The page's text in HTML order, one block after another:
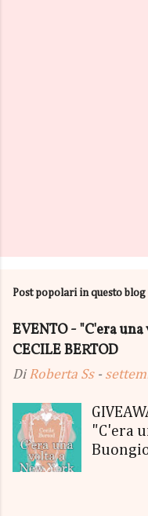
Post popolari in questo blog
EVENTO - "C'era
CECILE BERTOD
DiRoberta Ss -
"C'era